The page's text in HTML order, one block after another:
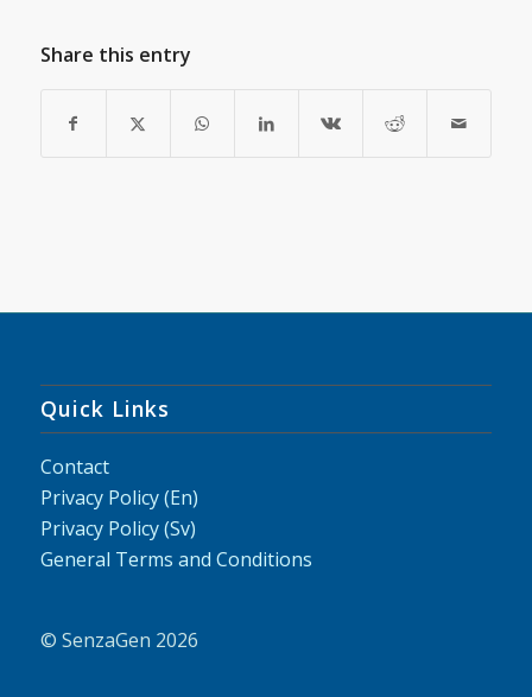
Share this entry
Quick Links
Contact
Privacy Policy (En)
Privacy Policy (Sv)
General Terms and Conditions
© SenzaGen 2026